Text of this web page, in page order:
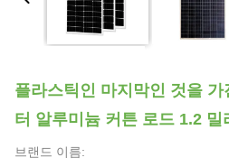
플라스틱인 마지막인 것을 가
터 알루미늄 커튼 로드 1.2 밀
브랜드 이름: